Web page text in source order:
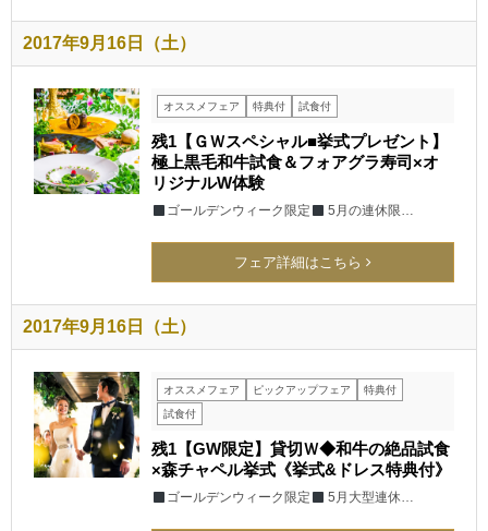
2017年9月16日（土）
オススメフェア 特典付 試食付
残1【ＧＷスペシャル■挙式プレゼント】
極上黒毛和牛試食＆フォアグラ寿司×オ
リジナルW体験
ゴールデンウィーク限定 5月の連休限…
フェア詳細はこちら
2017年9月16日（土）
オススメフェア ピックアップフェア
特典付
試食付
残1【GW限定】貸切Ｗ◆和牛の絶品試食
×森チャペル挙式《挙式&ドレス特典付》
ゴールデンウィーク限定 5月大型連休…